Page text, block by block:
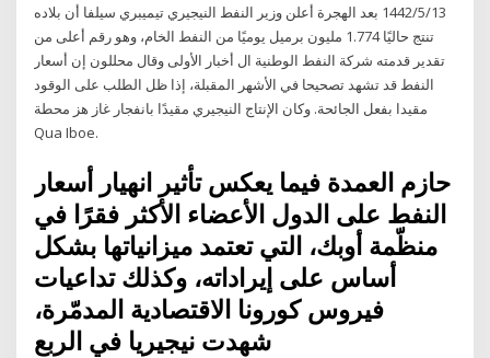
13‏‏/5‏‏/1442 بعد الهجرة أعلن وزير النفط النيجيري تيميبري سيلفا أن بلاده
تنتج حاليًا 1.774 مليون برميل يوميًا من النفط الخام، وهو رقم أعلى من
تقدير قدمته شركة النفط الوطنية ال أخبار الأولى وقال محللون إن أسعار
النفط قد تشهد تصحيحا في الأشهر المقبلة، إذا ظل الطلب على الوقود
مقيدا بفعل الجائحة. وكان الإنتاج النيجيري مقيدًا بانفجار غاز هز محطة
Qua Iboe.
حازم العمدة فيما يعكس تأثير انهيار أسعار
النفط على الدول الأعضاء الأكثر فقرًا في
منظّمة أوبك، التي تعتمد ميزانياتها بشكل
أساس على إيراداته، وكذلك تداعيات
فيروس كورونا الاقتصادية المدمّرة،
شهدت نيجيريا في الربع